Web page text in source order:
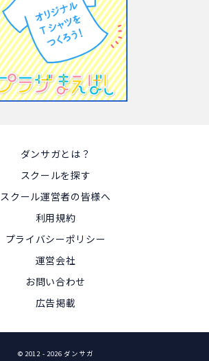
ダンサガとは？
スクールを探す
スクール運営者の皆様へ
利用規約
プライバシーポリシー
運営会社
お問い合わせ
広告掲載
© 2012- 2026 ダンサガ